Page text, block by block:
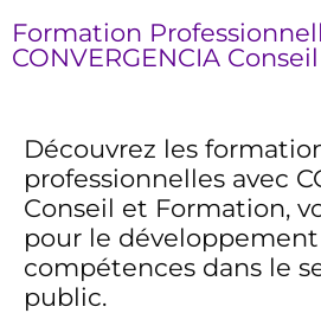
Formation
CONVERGENCIA
Découvrez les
professionnelles avec
Conseil et Formation,
pour le
compétences dans le
public.